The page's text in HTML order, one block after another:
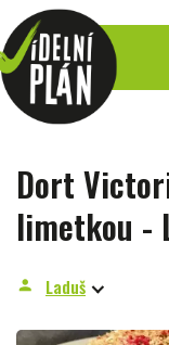
Dort
limetkou -
person Laduš